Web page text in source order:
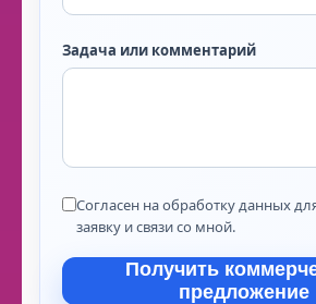
Задача или комментарий
Согласен на обработку данных
заявку и связи со мной.
Получить
предложение